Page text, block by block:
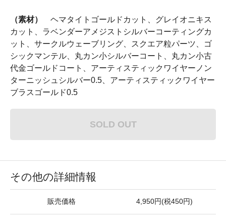
（素材）
ヘマタイトゴールドカット、グレイオニキス
カット、ラベンダーアメジスト シルバーコーティングカ
ット、サークルウェーブリング、スクエア粒パーツ、ゴ
シックマンテル、丸カン小シルバーコート、丸カン小古
代金ゴールドコート、アーティスティックワイヤー ノン
ターニッシュシルバー0.5、アーティスティックワイヤー
ブラスゴールド0.5
SOLD OUT
その他の詳細情報
販売価格 4,950円(税450円)